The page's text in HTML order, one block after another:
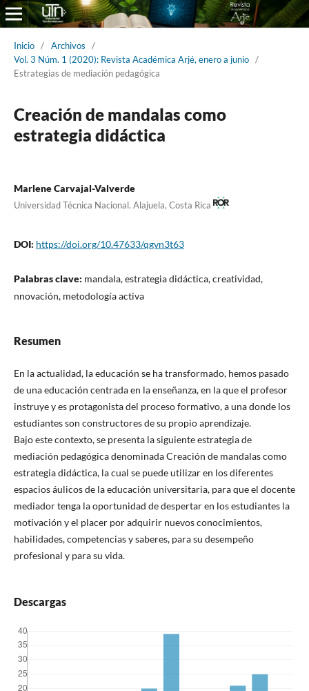
Inicio / Archivos
/
Vol. 3 Núm. 1 (2020): Revista Académica Arjé, enero a junio /
Estrategias de mediación pedagógica
Creación de mandalas como
estrategia didáctica
Marlene Carvajal-Valverde
Universidad Técnica Nacional. Alajuela, Costa Rica
DOI: https://doi.org/10.47633/qgvn3t63
Palabras clave: mandala, estrategia didáctica, creatividad,
nnovación, metodología activa
Resumen
En la actualidad, la educación se ha transformado, hemos pasado
de una educación centrada en la enseñanza, en la que el profesor
instruye y es protagonista del proceso formativo, a una donde los
estudiantes son constructores de su propio aprendizaje.
Bajo este contexto, se presenta la siguiente estrategia de
mediación pedagógica denominada Creación de mandalas como
estrategia didáctica, la cual se puede utilizar en los diferentes
espacios áulicos de la educación universitaria, para que el docente
mediador tenga la oportunidad de despertar en los estudiantes la
motivación y el placer por adquirir nuevos conocimientos,
habilidades, competencias y saberes, para su desempeño
profesional y para su vida.
Descargas